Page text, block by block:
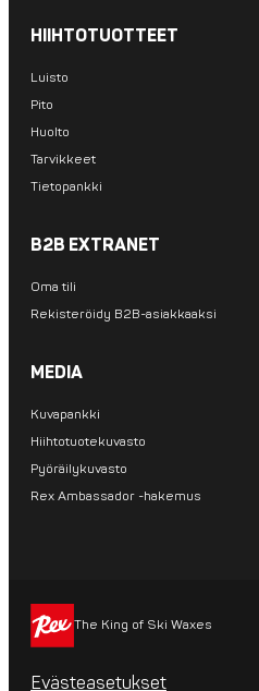
HIIHTOTUOTTEET
Luisto
Pito
Huolto
Tarvikkeet
Tietopankki
B2B EXTRANET
Oma tili
Rekisteröidy B2B-asiakkaaksi
MEDIA
Kuvapankki
Hiihtotuotekuvasto
Pyöräilykuvasto
Rex Ambassador -hakemus
The King of Ski Waxes
Evästeasetukset